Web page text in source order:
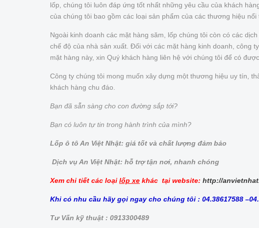
lốp, chúng tôi luôn đáp ứng tốt nhất những yêu cầu của khách
của chúng tôi bao gồm các loại sản phẩm của các thương hiệu
Ngoài kinh doanh các mặt hàng săm, lốp chúng tôi còn có các
chế độ của nhà sản xuất. Đối với các mặt hàng kinh doanh, công
mặt hàng này, xin Quý khách hàng liên hệ với chúng tôi để có
Công ty chúng tôi mong muốn xây dựng một thương hiệu uy tín,
khách hàng chu đáo.
Bạn đã sẵn sàng cho con đường sắp tới?
Bạn có luôn tự tin trong hành trình của mình?
Lốp ô tô An Việt Nhật: giá tốt và chất lượng đảm bảo
Dịch vụ An Việt Nhật: hỗ trợ tận nơi, nhanh chóng
Xem chi tiết các loại lốp xe khác tại website: http://
Khi có nhu cầu hãy gọi ngay cho chúng tôi : 04.38617588
Tư Vấn kỹ thuật : 0913300489